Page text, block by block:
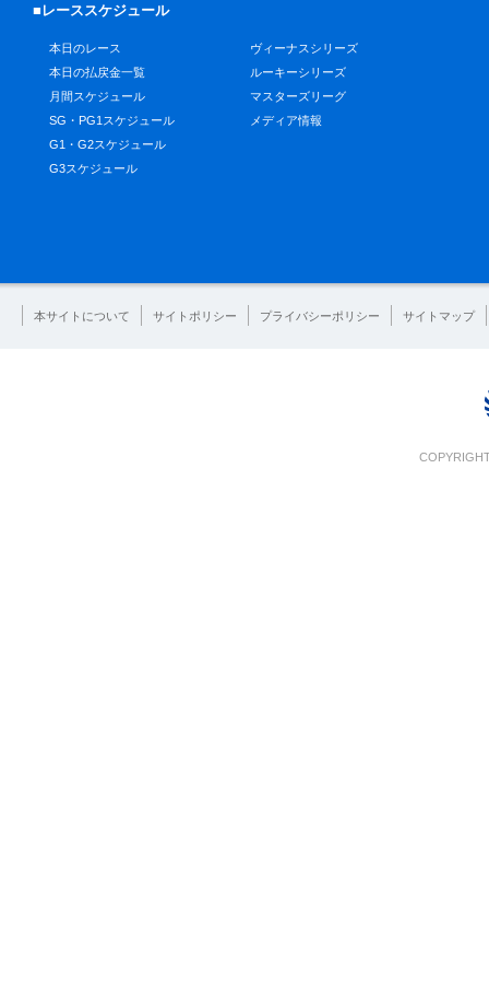
■レーススケジュール
本日のレース
本日の払戻金一覧
月間スケジュール
SG・PG1スケジュール
G1・G2スケジュール
G3スケジュール
ヴィーナスシリーズ
ルーキーシリーズ
マスターズリーグ
メディア情報
本サイトについて サイトポリシー プライバシーポリシー サイトマップ